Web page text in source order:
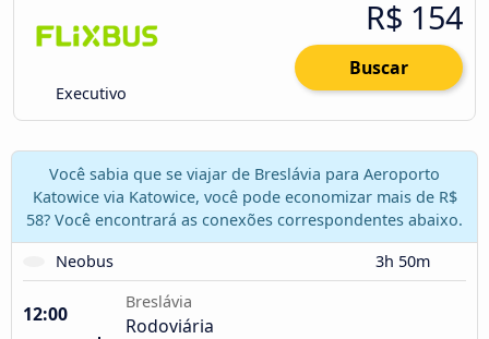
Executivo
R$ 154
Buscar
Você sabia que se viajar de Breslávia para Aeroporto
Katowice via Katowice, você pode economizar mais de R$
58? Você encontrará as conexões correspondentes abaixo.
Neobus
3h 50m
12:00
Breslávia
Rodoviária